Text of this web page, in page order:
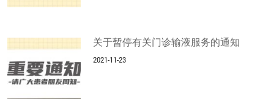
关于暂停有关门诊输液服务的通知
2021-11-23